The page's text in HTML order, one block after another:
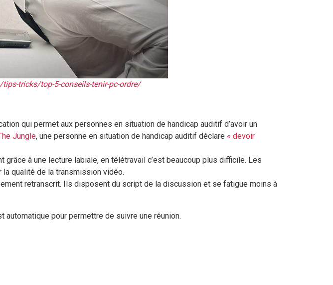
tricks/top-5-conseils-tenir-pc-ordre/
qui permet aux personnes en situation de handicap auditif d’avoir un
Jungle, une personne en situation de handicap auditif déclare « devoir
à une lecture labiale, en télétravail c’est beaucoup plus difficile. Les
qualité de la transmission vidéo.
retranscrit. Ils disposent du script de la discussion et se fatigue moins à
pour permettre de suivre une réunion.